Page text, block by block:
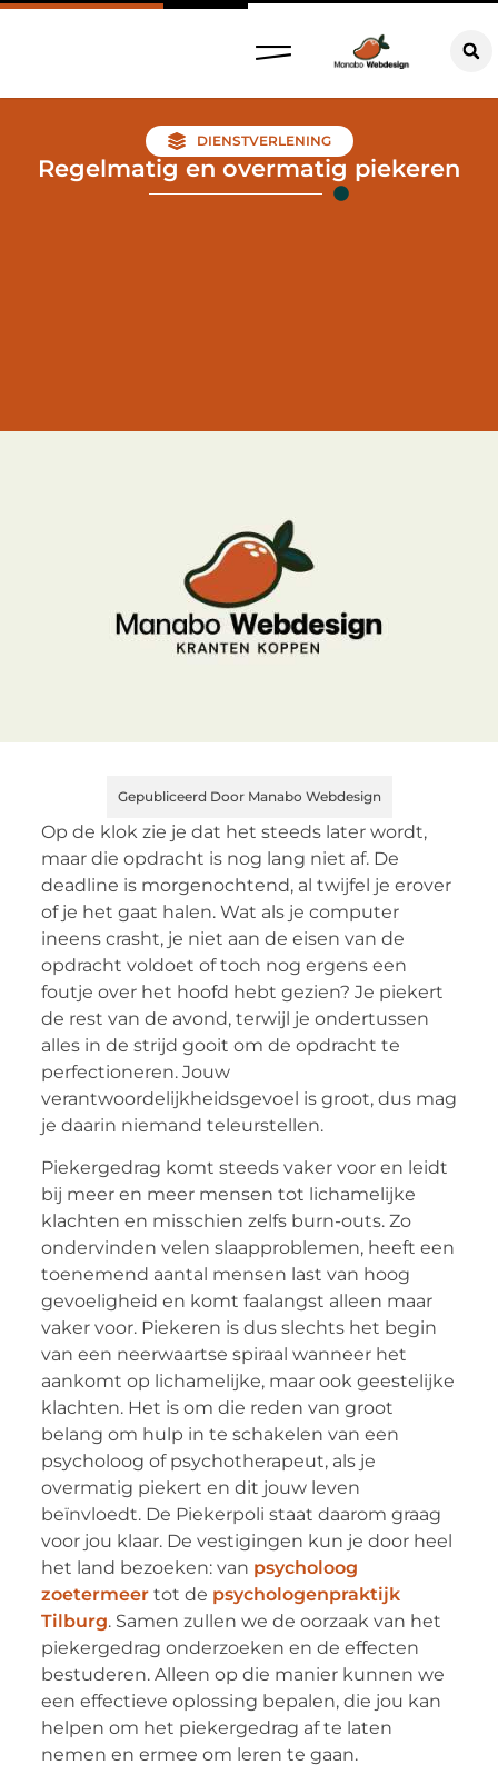
DIENSTVERLENING
Regelmatig en overmatig piekeren
Gepubliceerd Door Manabo Webdesign
Op de klok zie je dat het steeds later wordt,
maar die opdracht is nog lang niet af. De
deadline is morgenochtend, al twijfel je erover
of je het gaat halen. Wat als je computer
ineens crasht, je niet aan de eisen van de
opdracht voldoet of toch nog ergens een
foutje over het hoofd hebt gezien? Je piekert
de rest van de avond, terwijl je ondertussen
alles in de strijd gooit om de opdracht te
perfectioneren. Jouw
verantwoordelijkheidsgevoel is groot, dus mag
je daarin niemand teleurstellen.
Piekergedrag komt steeds vaker voor en leidt
bij meer en meer mensen tot lichamelijke
klachten en misschien zelfs burn-outs. Zo
ondervinden velen slaapproblemen, heeft een
toenemend aantal mensen last van hoog
gevoeligheid en komt faalangst alleen maar
vaker voor. Piekeren is dus slechts het begin
van een neerwaartse spiraal wanneer het
aankomt op lichamelijke, maar ook geestelijke
klachten. Het is om die reden van groot
belang om hulp in te schakelen van een
psycholoog of psychotherapeut, als je
overmatig piekert en dit jouw leven
beïnvloedt. De Piekerpoli staat daarom graag
voor jou klaar. De vestigingen kun je door heel
het land bezoeken: van psycholoog
zoetermeertot de psychologenpraktijk
Tilburg. Samen zullen we de oorzaak van het
piekergedrag onderzoeken en de effecten
bestuderen. Alleen op die manier kunnen we
een effectieve oplossing bepalen, die jou kan
helpen om het piekergedrag af te laten
nemen en ermee om leren te gaan.